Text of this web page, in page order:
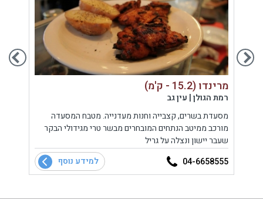
מרינדו (15.2 - ק'מ)
רמת הגולן | עין גב
מסעדת בשרים, קצבייה וחנות מעדנייה. מטבח המסעדה
מורכב ממיטב הנתחים המובחרים מבשר טרי מגידולי הבקר
שעבר יישון ונצלה על גריל
04-6658555
למידע נוסף